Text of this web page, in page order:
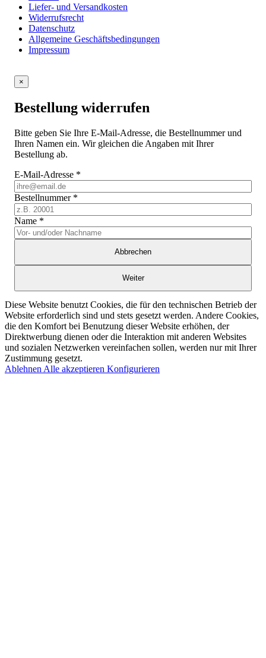
Liefer- und Versandkosten
Widerrufsrecht
Datenschutz
Allgemeine Geschäftsbedingungen
Impressum
×
Bestellung widerrufen
Bitte geben Sie Ihre E-Mail-Adresse, die Bestellnummer und
Ihren Namen ein. Wir gleichen die Angaben mit Ihrer
Bestellung ab.
E-Mail-Adresse *
Bestellnummer *
Name *
Abbrechen
Weiter
Diese Website benutzt Cookies, die für den technischen Betrieb der
Website erforderlich sind und stets gesetzt werden. Andere Cookies,
die den Komfort bei Benutzung dieser Website erhöhen, der
Direktwerbung dienen oder die Interaktion mit anderen Websites
und sozialen Netzwerken vereinfachen sollen, werden nur mit Ihrer
Zustimmung gesetzt.
Ablehnen Alle akzeptieren Konfigurieren